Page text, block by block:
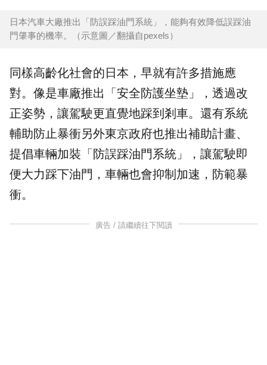
日本汽車大廠推出「防誤踩油門系統」，能夠有效降低誤踩油
門肇事的機率。（示意圖／翻攝自pexels）
同樣高齡化社會的 日本 ，早就有許多措施應
對。像是車廠推出「 安全防護坐墊 」，透過改
正姿勢，讓駕駛更直覺地踩到 剎車。還有系統
輔助防止暴衝另外東京政府也推出補助計畫、
提倡車輛加裝「 防誤踩油門系統 」，讓駕駛即
便大力踩下油門，車輛也會抑制加速，防範暴
衝。
廣告 / 請繼續往下閱讀